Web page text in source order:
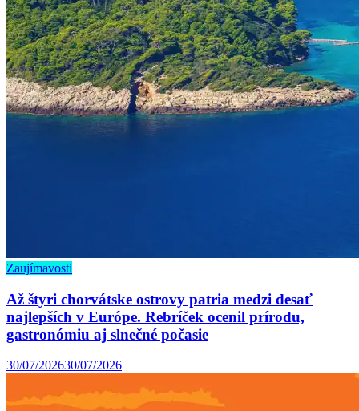
Zaujímavosti
Až štyri chorvátske ostrovy patria medzi desať
najlepších v Európe. Rebríček ocenil prírodu,
gastronómiu aj slnečné počasie
30/07/202630/07/2026